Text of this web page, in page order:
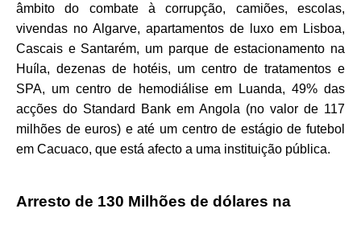
âmbito do combate à corrupção, camiões, escolas,
vivendas no Algarve, apartamentos de luxo em Lisboa,
Cascais e Santarém, um parque de estacionamento na
Huíla, dezenas de hotéis, um centro de tratamentos e
SPA, um centro de hemodiálise em Luanda, 49% das
acções do Standard Bank em Angola (no valor de 117
milhões de euros) e até um centro de estágio de futebol
em Cacuaco, que está afecto a uma instituição pública.
Arresto de 130 Milhões de dólares na